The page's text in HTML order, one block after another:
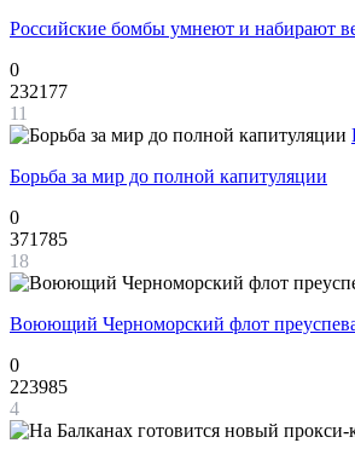
Российские бомбы умнеют и набирают
0
232177
11
Борьба за мир до полной капитуляции
0
371785
18
Воюющий Черноморский флот
0
223985
4